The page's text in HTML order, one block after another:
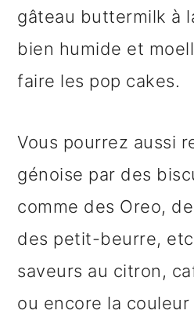
gâteau buttermilk à
bien humide et
faire les pop cakes.
Vous pourrez aussi
génoise par des
comme des Oreo,
des petit-beurre,
saveurs au citron,
ou encore la couleur